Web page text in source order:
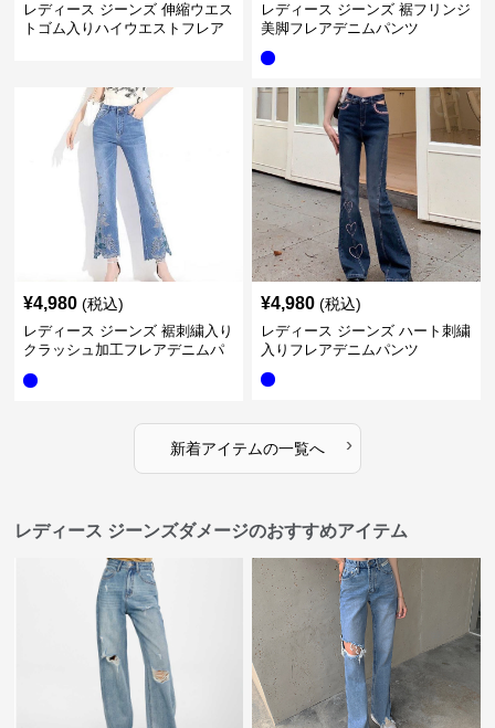
レディース ジーンズ 伸縮ウエス
トゴム入りハイウエストフレア
レディース ジーンズ 裾フリンジ
美脚フレアデニムパンツ
¥4,980 (税込)
レディース ジーンズ 裾刺繍入り
クラッシュ加工フレアデニムパ
¥4,980 (税込)
レディース ジーンズ ハート刺繍
入りフレアデニムパンツ
新着アイテムの一覧へ ›
レディース ジーンズダメージのおすすめアイテム